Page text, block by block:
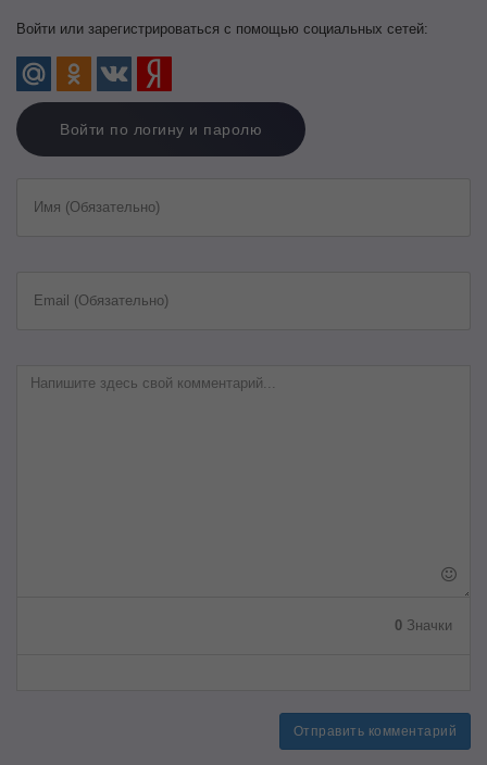
Войти или зарегистрироваться с помощью социальных сетей:
Войти по логину и паролю
Имя (Обязательно)
Email (Обязательно)
0 Значки
Отправить комментарий